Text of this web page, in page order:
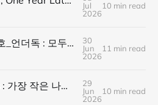
Jul
2026
10 min read
바람 매거진 6월호_언더독 : 모두가 가는 길을 가지 않는다, 나의 길을 만든다
30
Jun
2026
11 min read
The Blue Sharks : 가장 작은 나라가 만든 가장 넓은 연결
29
Jun
2026
10 min read